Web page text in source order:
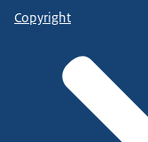
Copyright